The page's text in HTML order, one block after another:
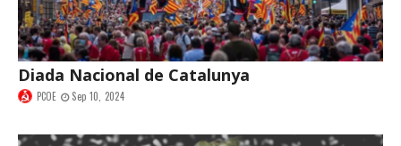
Diada Nacional de Catalunya
PCOE Sep 10, 2024